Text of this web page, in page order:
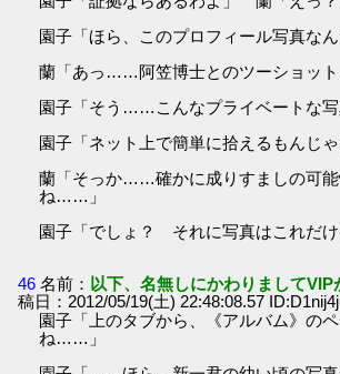
園子「ほら、このプロフィール写真な
蘭「あっ……阿笠博士とのツーショッ
園子「そう……こんなプライベートな
園子「ネット上で簡単に拾えるもんじゃ
蘭「そっか……確かに成りすましの可能
ね……」
園子「でしょ？ それに写真はこれだけ
46 名前： 以下、名無しにかわりまして
稿日：2012/05/19(土) 22:48:08.57
園子「上のタブから、《アルバム》の
ね……」